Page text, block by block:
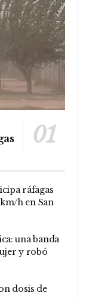
ráfagas
h en San
una banda
y robó
dosis de